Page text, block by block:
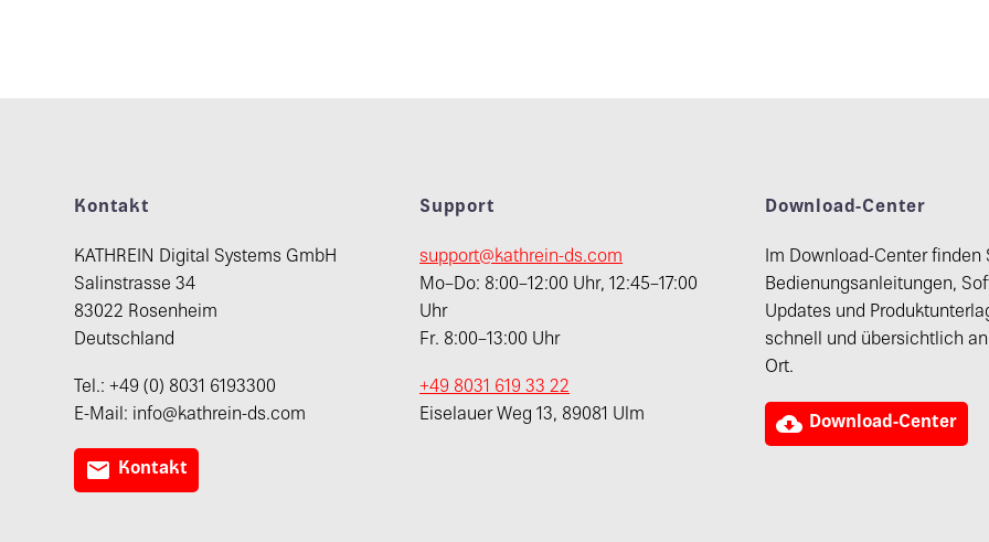
Kontakt
KATHREIN Digital Systems GmbH
Salinstrasse 34
83022 Rosenheim
Deutschland
Tel.: +49 (0) 8031 6193300
E-Mail: info@kathrein-ds.com
 Kontakt
Support
support@kathrein-ds.com
Mo–Do: 8:00–12:00 Uhr, 12:45–17:00
Uhr
Fr. 8:00–13:00 Uhr
+49 8031 619 33 22
Eiselauer Weg 13, 89081 Ulm
Download-Center
Im Download-Center finden
Bedienungsanleitungen,
Updates und
schnell und übersichtlich
Ort.
 Download-Center